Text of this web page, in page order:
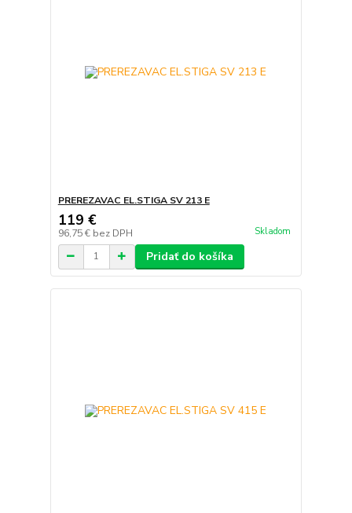
PREREZAVAC EL.STIGA SV 213 E
119 €
96,75 € bez DPH Skladom
Pridať do košíka